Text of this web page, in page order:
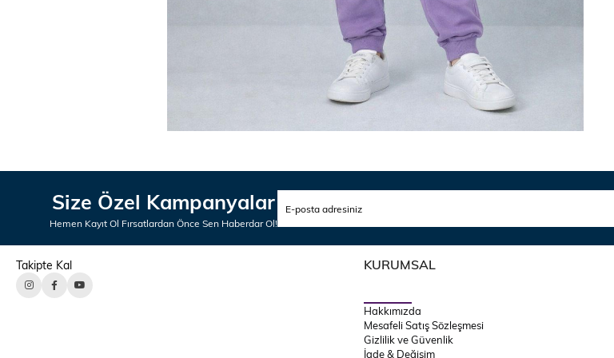
Size Özel Kampanyalar
Hemen Kayıt Ol Fırsatlardan Önce Sen Haberdar Ol!
Takipte Kal KURUMSAL
Hakkımızda
Mesafeli Satış Sözleşmesi
Gizlilik ve Güvenlik
İade & Değişim